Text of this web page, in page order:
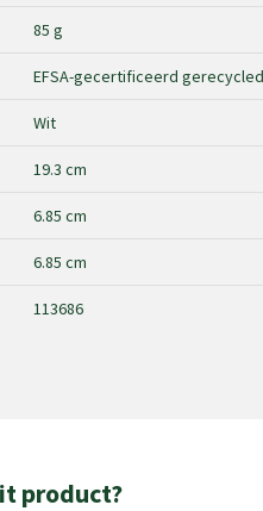
85 g
EFSA-gecertificeerd
Wit
19.3 cm
6.85 cm
6.85 cm
113686
product?